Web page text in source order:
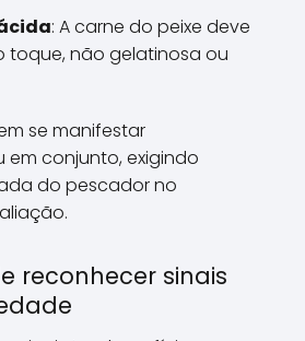
: A carne do peixe deve
toque, não gelatinosa ou
se manifestar
em conjunto, exigindo
do pescador no
reconhecer sinais